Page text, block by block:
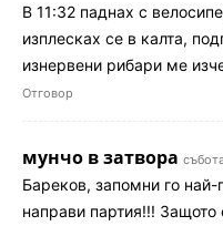
В 11:32 паднах с
изплесках се в калта,
изнервени рибари ме
Отговор
мунчо в затвора
Бареков, запомни го
направи партия!!! Защото